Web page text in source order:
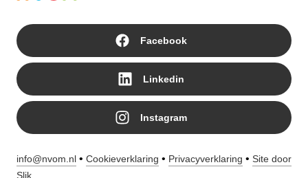
Facebook
Linkedin
Instagram
info@nvom.nl • Cookieverklaring • Privacyverklaring • Site door
Slik